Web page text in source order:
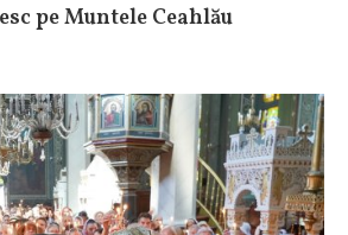
pe Muntele Ceahlău